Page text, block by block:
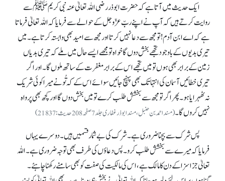
ایک حدیث میں آتا ہے کہ حضرت ابو ذر رضی اللہ تعالیٰ عنہ نبی کریمﷺ سے
روایت کرتے ہیں کہ آپ نے اپنے ربّ عزّو جل کے حوالے سے فرمایا کہ اللہ تعالیٰ فرماتا
ہے کہ اے ابن آدم! تو مجھ سے دعا نہیں کرتا اور مجھ سے امید بھی وابستہ کرتا ہے۔ میں
تیری بدیوں کے باوجود تجھے بخش دوں گا خواہ تو مجھے ایسے حال میں ملے کہ تیری بدیاں
زمین کے برابر بھی ہوں تو میں تجھے اس کے برابر مغفرت کے ساتھ ملوں گا۔ اور اگر
تیری خطائیں آسمان کی انتہا تک بھی پہنچ جائیں سوائے اس کے کہ تُو نے میرا کوئی شریک
نہ ٹھہرایا ہو۔ پھر اگر تو مجھ سے بخشش طلب کرے تو میں بخش دوں گا اور کچھ بھی پرواہ
نہیں کروں گا۔(مسنداحمد بن حنبل، مسند ابو ذر غفاری جلد 7صفحہ208حدیث:21837)
پس شرک سے بچنا ضروری ہے۔ شرک کی بے شمار قسمیں ہیں۔ دوسرے یہاں
فرمایا کہ میرے سے بخشش طلب کرو۔ پس دعاؤں کی طرف بھی توجہ ضروری ہے۔ اللہ
تعالیٰ جزا سزا کے دن کا مالک ہے، اس کی مالکیت کی صفت کو بھی سامنے رکھنا چاہئے۔